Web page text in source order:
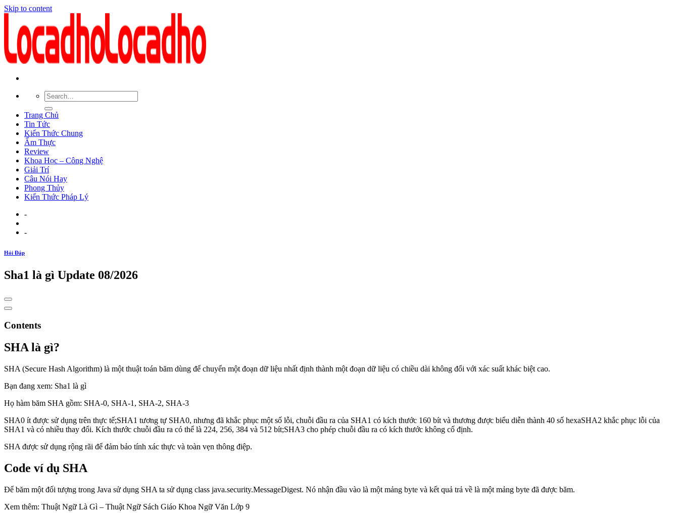
Skip to content
Trang Chủ
Tin Tức
Kiến Thức Chung
Ẩm Thực
Review
Khoa Học – Công Nghệ
Giải Trí
Câu Nói Hay
Phong Thủy
Kiến Thức Pháp Lý
-
-
Hỏi Đáp
Sha1 là gì Update 08/2026
Contents
SHA là gì?
SHA (Secure Hash Algorithm) là một thuật toán băm dùng để chuyển một đoạn dữ liệu nhất định thành một đoạn dữ liệu có chiều dài không đổi với xác suất khác biệt cao.
Bạn đang xem: Sha1 là gì
Họ hàm băm SHA gồm: SHA-0, SHA-1, SHA-2, SHA-3
SHA0 ít được sử dụng trên thực tế;SHA1 tương tự SHA0, nhưng đã khắc phục một số lỗi, chuỗi đầu ra của SHA1 có kích thước 160 bít và thương được biểu diễn thành 40 số hexaSHA2 khắc phục lỗi của
SHA1 và có nhiều thay đổi. Kích thước chuỗi đầu ra có thể là 224, 256, 384 và 512 bít;SHA3 cho phép chuỗi đầu ra có kích thước không cố định.
SHA được sử dụng rộng rãi để đảm bảo tính xác thực và toàn vẹn thông điệp.
Code ví dụ SHA
Để băm một đối tượng trong Java sử dụng SHA ta sử dụng class java.security.MessageDigest. Nó nhận đầu vào là một mảng byte và kết quả trả về là một mảng byte đã được băm.
Xem thêm: Thuật Ngữ Là Gì – Thuật Ngữ Sách Giáo Khoa Ngữ Văn Lớp 9